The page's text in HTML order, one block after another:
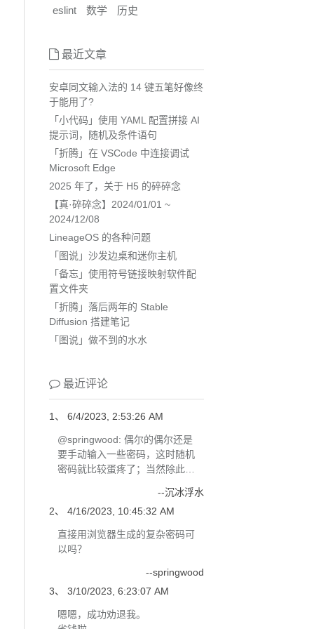
eslint
数学 历史
最近文章
安卓同文输入法的 14 键五笔好像终
于能用了?
「小代码」使用 YAML 配置拼接 AI
提示词，随机及条件语句
「折腾」在 VSCode 中连接调试
Microsoft Edge
2025 年了，关于 H5 的碎碎念
【真·碎碎念】2024/01/01 ~
2024/12/08
LineageOS 的各种问题
「图说」沙发边桌和迷你主机
「备忘」使用符号链接映射软件配
置文件夹
「折腾」落后两年的 Stable
Diffusion 搭建笔记
「图说」做不到的水水
最近评论
1、 6/4/2023, 2:53:26 AM
@springwood: 偶尔的偶尔还是
要手动输入一些密码，这时随机
密码就比较蛋疼了；当然除此之
--沉冰浮水
2、 4/16/2023, 10:45:32 AM
直接用浏览器生成的复杂密码可
以吗？
--springwood
3、 3/10/2023, 6:23:07 AM
嗯嗯，成功劝退我。